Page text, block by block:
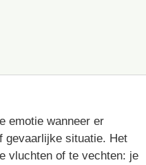
emotie wanneer er
gevaarlijke situatie. Het
vluchten of te vechten: je